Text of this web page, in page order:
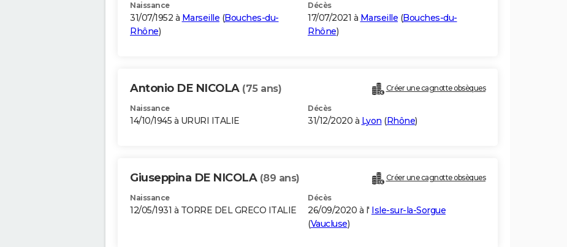
Naissance
31/07/1952 à Marseille (Bouches-du-
Rhône)
Décès
17/07/2021 à Marseille (Bouches-du-
Rhône)
Antonio DE NICOLA (75 ans) Créer une cagnotte obsèques
Naissance
14/10/1945 à URURI ITALIE
Décès
31/12/2020 à Lyon (Rhône)
Giuseppina DE NICOLA (89 ans) Créer une cagnotte obsèques
Naissance
12/05/1931 à TORRE DEL GRECO ITALIE
Décès
26/09/2020 à l' Isle-sur-la-Sorgue
(Vaucluse)